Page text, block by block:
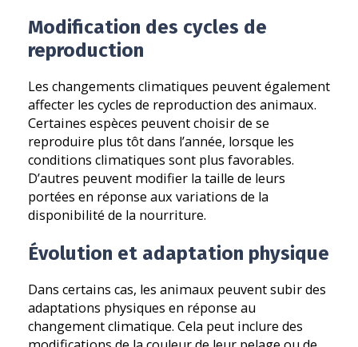
Modification des cycles de
reproduction
Les changements climatiques peuvent également
affecter les cycles de reproduction des animaux.
Certaines espèces peuvent choisir de se
reproduire plus tôt dans l’année, lorsque les
conditions climatiques sont plus favorables.
D’autres peuvent modifier la taille de leurs
portées en réponse aux variations de la
disponibilité de la nourriture.
Évolution et adaptation physique
Dans certains cas, les animaux peuvent subir des
adaptations physiques en réponse au
changement climatique. Cela peut inclure des